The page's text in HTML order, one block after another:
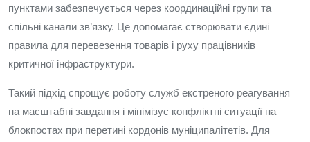
пунктами забезпечується через координаційні групи та
спільні канали зв’язку. Це допомагає створювати єдині
правила для перевезення товарів і руху працівників
критичної інфраструктури.
Такий підхід спрощує роботу служб екстреного реагування
на масштабні завдання і мінімізує конфліктні ситуації на
блокпостах при перетині кордонів муніципалітетів. Для